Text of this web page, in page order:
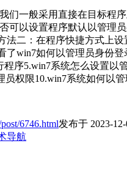
们一般采用直接在目标程
可以设置程序默认以管理
二：在程序快捷方式上
win7如何以管理员身份
序5.win7系统怎么设置
员权限10.win7系统如何以
6746.html发布于 2023-
导航